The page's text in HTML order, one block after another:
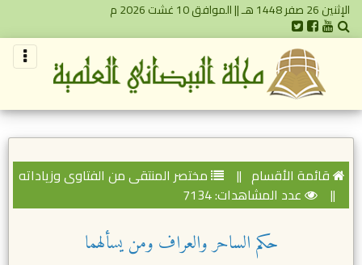
الإثنين 26 صفر 1448 هـ || الموافق 10 غشت 2026 م
قائمة الأقسام ||
مختصر المنتقى من الفتاوى وزياداته
||
عدد المشاهدات: 7134
حكم الساحر والعراف ومن يسألهما